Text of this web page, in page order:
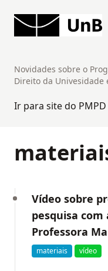
Novidades sobre o
Direito da Univesidade
Ir para site do PMPD
Vídeo sobre
pesquisa com
Professora
materiais vídeo